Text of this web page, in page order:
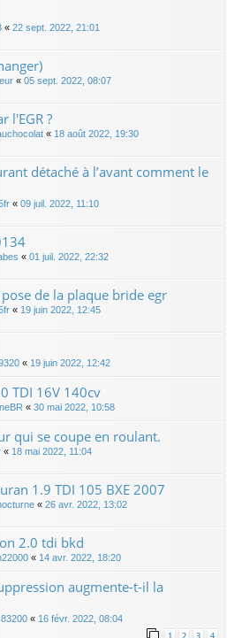
« 22 sept. 2022, 21:01
« 05 sept. 2022, 08:07
l'EGR ?
« 18 août 2022, 19:30
détaché à l’avant comment le
« 09 juil. 2022, 11:10
« 01 juil. 2022, 22:32
de la plaque bride egr
« 19 juin 2022, 12:45
« 19 juin 2022, 12:42
TDI 16V 140cv
« 30 mai 2022, 10:58
qui se coupe en roulant.
« 18 mai 2022, 11:04
1.9 TDI 105 BXE 2007
« 26 avr. 2022, 13:02
2.0 tdi bkd
« 14 avr. 2022, 18:20
augmente-t-il la
« 16 févr. 2022, 08:04